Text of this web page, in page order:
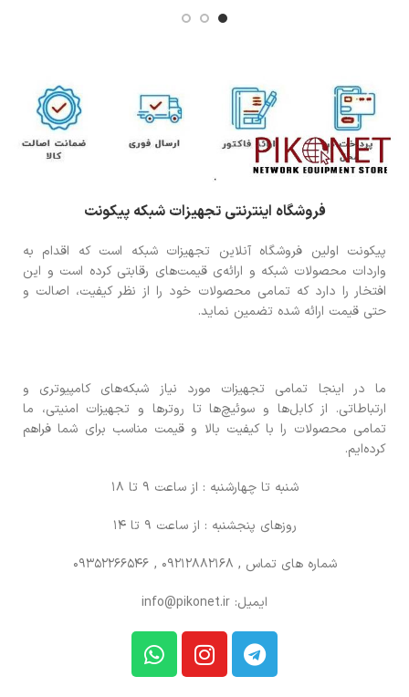
فروشگاه اینترنتی تجهیزات شبکه پیکونت
پیکونت اولین فروشگاه آنلاین تجهیزات شبکه است که اقدام به
واردات محصولات شبکه و ارائه‌ی قیمت‌های رقابتی کرده است و این
افتخار را دارد که تمامی محصولات خود را از نظر کیفیت، اصالت و
حتی قیمت ارائه شده تضمین نماید.
ما در اینجا تمامی تجهیزات مورد نیاز شبکه‌های کامپیوتری و
ارتباطاتی. از کابل‌ها و سوئیچ‌ها تا روترها و تجهیزات امنیتی، ما
تمامی محصولات را با کیفیت بالا و قیمت مناسب برای شما فراهم
کرده‌ایم.
شنبه تا چهارشنبه : از ساعت 9 تا 18
روزهای پنجشنبه : از ساعت 9 تا 14
شماره های تماس , 09212882168 , 09352266546
ایمیل: info@pikonet.ir